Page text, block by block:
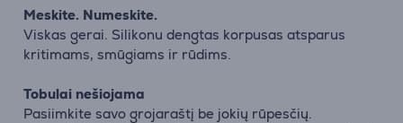
Meskite. Numeskite.
Viskas gerai. Silikonu dengtas korpusas atsparus
kritimams, smūgiams ir rūdims.
Tobulai nešiojama
Pasiimkite savo grojaraštį be jokių rūpesčių.